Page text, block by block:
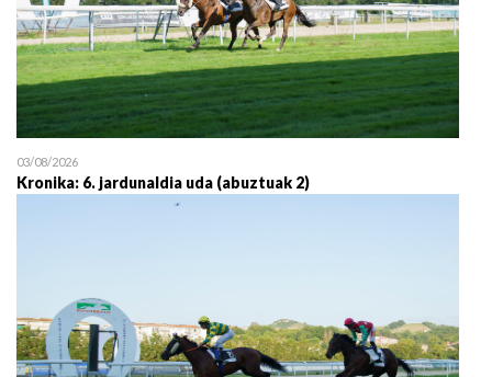
03/08/2026
Kronika: 6. jardunaldia uda (abuztuak 2)